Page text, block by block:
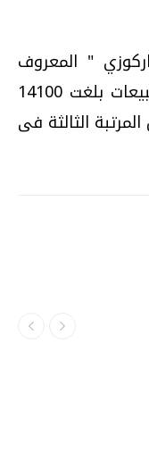
" المعروف
باسم"كأن شيئا لم يكن" يحقق مبيعات بلغت 14100
الثالثة فى